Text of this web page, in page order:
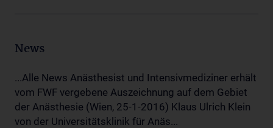
News
...Alle News Anästhesist und Intensivmediziner erhält
vom FWF vergebene Auszeichnung auf dem Gebiet
der Anästhesie (Wien, 25-1-2016) Klaus Ulrich Klein
von der Universitätsklinik für Anäs...